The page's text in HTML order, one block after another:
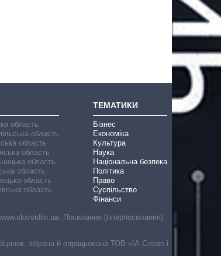
область
область
область
область
область
область
область
область
ТЕМАТИКИ
Бізнес
Економіка
Культура
Наука
Національна безпека
Політика
Право
Суспільство
Фінанси
Посилання (гіперпосилання)
зібрана й опрацьована ТОВ «ІА Слово і